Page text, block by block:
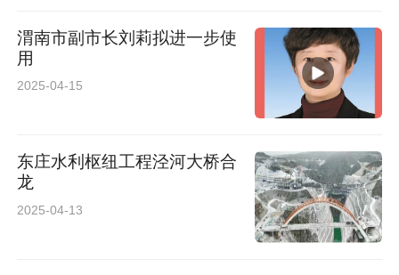
渭南市副市长刘莉拟进一步使
用
2025-04-15
东庄水利枢纽工程泾河大桥合
龙
2025-04-13